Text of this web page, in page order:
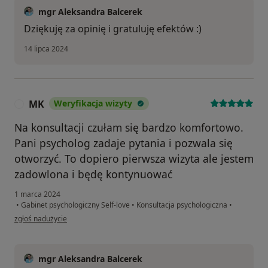
mgr Aleksandra Balcerek
Dziękuję za opinię i gratuluję efektów :)
14 lipca 2024
MK Weryfikacja wizyty
Na konsultacji czułam się bardzo komfortowo.
Pani psycholog zadaje pytania i pozwala się
otworzyć. To dopiero pierwsza wizyta ale jestem
zadowlona i będę kontynuować
1 marca 2024
• Gabinet psychologiczny Self-love • Konsultacja psychologiczna •
w opinii użytkownika MK
zgłoś nadużycie
mgr Aleksandra Balcerek